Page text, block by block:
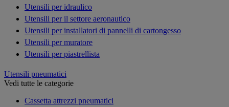
Utensili per idraulico
Utensili per il settore aeronautico
Utensili per installatori di pannelli di cartongesso
Utensili per muratore
Utensili per piastrellista
Utensili pneumatici
Vedi tutte le categorie
Cassetta attrezzi pneumatici